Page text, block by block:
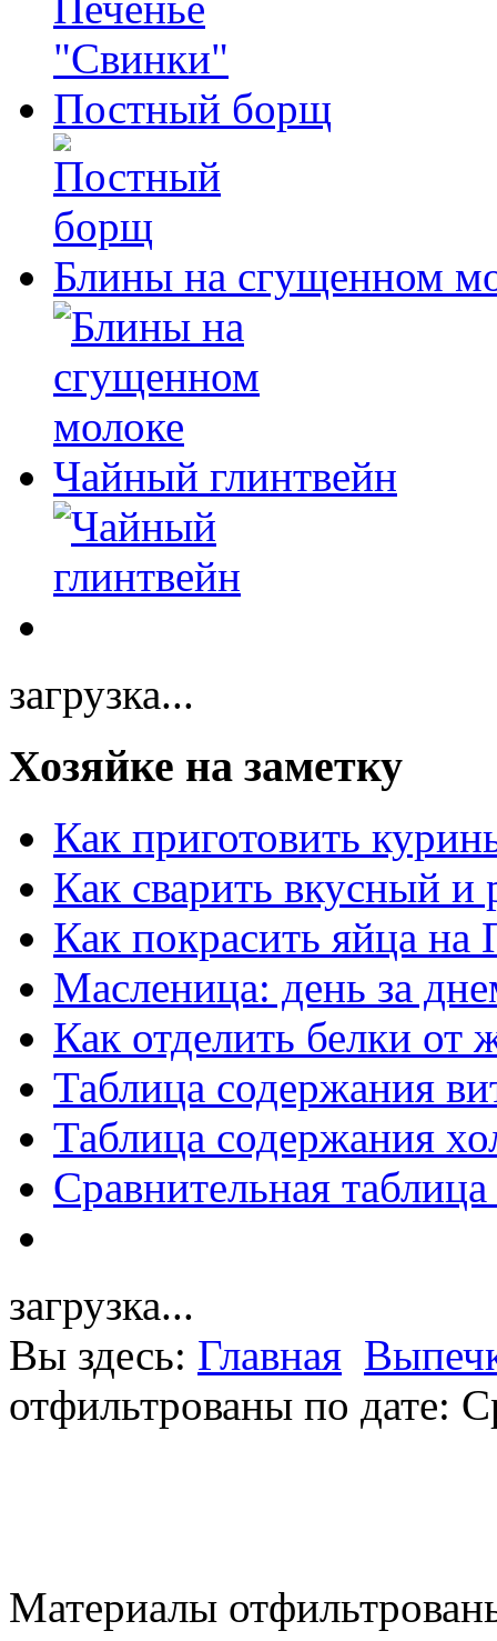
Постный борщ
Блины на сгущенном
Чайный глинтвейн
загрузка...
Хозяйке на заметку
Как приготовить
Как сварить вкусный и
Как покрасить яйца на
Масленица: день за
Как отделить белки от
Таблица содержания
Таблица содержания
Сравнительная
загрузка...
Вы здесь: Главная
отфильтрованы по дате:
Материалы